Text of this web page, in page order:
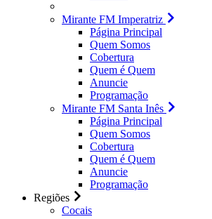
Mirante FM Imperatriz
Página Principal
Quem Somos
Cobertura
Quem é Quem
Anuncie
Programação
Mirante FM Santa Inês
Página Principal
Quem Somos
Cobertura
Quem é Quem
Anuncie
Programação
Regiões
Cocais